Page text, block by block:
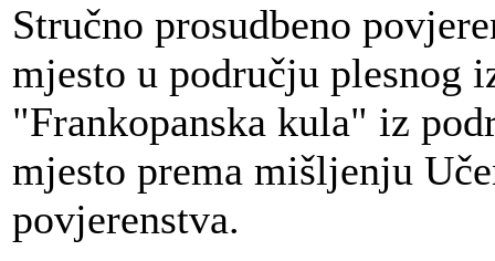
Stručno prosudbeno
mjesto u području plesnog
"Frankopanska kula" iz
mjesto prema mišljenju
povjerenstva.